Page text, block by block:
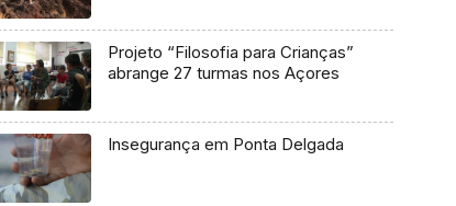
Projeto “Filosofia para Crianças”
abrange 27 turmas nos Açores
Insegurança em Ponta Delgada